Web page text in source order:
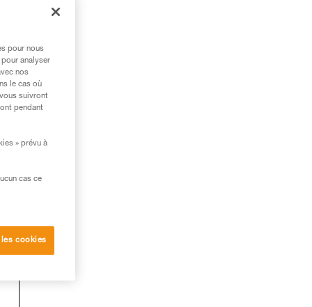
pour nous
analyser
nos
le cas où
suivront
pendant
» prévu à
cas ce
cookies